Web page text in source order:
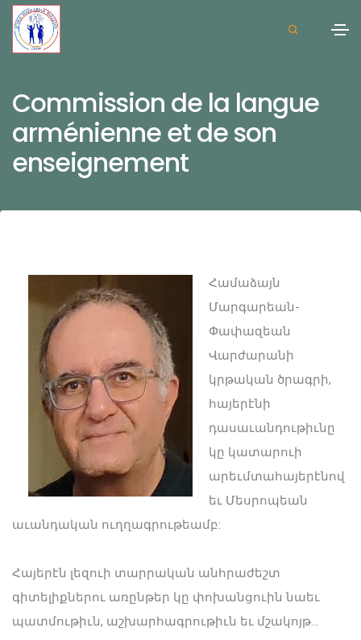
Commission de la langue
arménienne et de son
enseignement
Համաձայն
Մարգարեան-
Փափազեան
Վարժարանի
կրթական ծրագրի,
հայերէնի
դասաւանդութիւնը
կը կատարուի
արեւմտահայերէնով
եւ Մեսրոպեան
աւանդական ուղղագրութեամբ:
Հայերէն լեզուի տարրական անհրաժեշտ
գիտելիքներու առընթեր կը փոխանցուին նաեւ
պատմութիւն, աշխարհագրութիւն եւ մշակոյթ...